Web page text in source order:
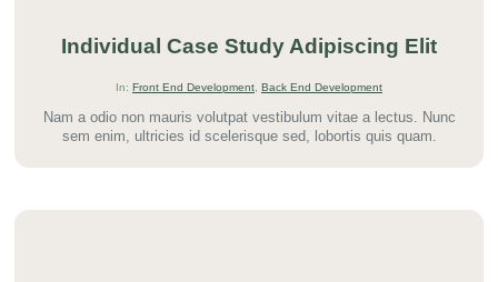
Individual Case Study Adipiscing Elit
In: Front End Development, Back End Development
Nam a odio non mauris volutpat vestibulum vitae a lectus. Nunc
sem enim, ultricies id scelerisque sed, lobortis quis quam.